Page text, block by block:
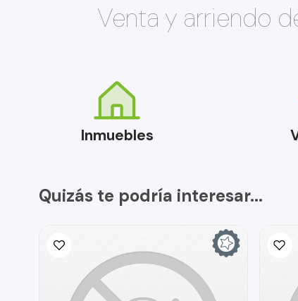
Venta y arriendo
Inmuebles
Quizás te podría interesar...